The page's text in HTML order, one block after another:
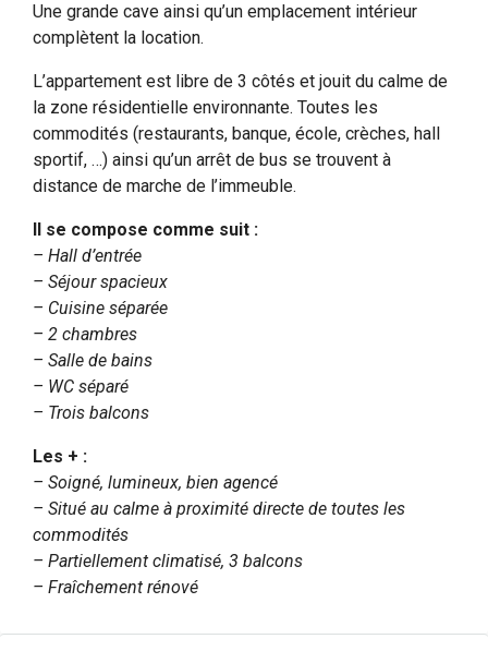
Une grande cave ainsi qu’un emplacement intérieur
complètent la location.
L’appartement est libre de 3 côtés et jouit du calme de
la zone résidentielle environnante. Toutes les
commodités (restaurants, banque, école, crèches, hall
sportif, …) ainsi qu’un arrêt de bus se trouvent à
distance de marche de l’immeuble.
Il se compose comme suit :
– Hall d’entrée
– Séjour spacieux
– Cuisine séparée
– 2 chambres
– Salle de bains
– WC séparé
– Trois balcons
Les + :
– Soigné, lumineux, bien agencé
– Situé au calme à proximité directe de toutes les
commodités
– Partiellement climatisé, 3 balcons
– Fraîchement rénové